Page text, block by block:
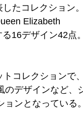
たコレクション
Elizabeth
16デザイン42点。
コレクションで
のデザインなど、
ョンとなっている